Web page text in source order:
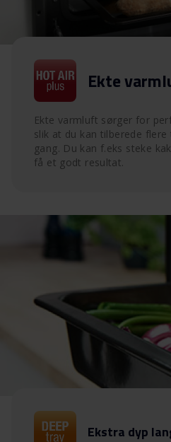
Ekte
Ekte varmluft sørger for
slik at du kan tilberede flere
gang. Du kan f.eks steke
få et godt resultat.
Ekstra dyp